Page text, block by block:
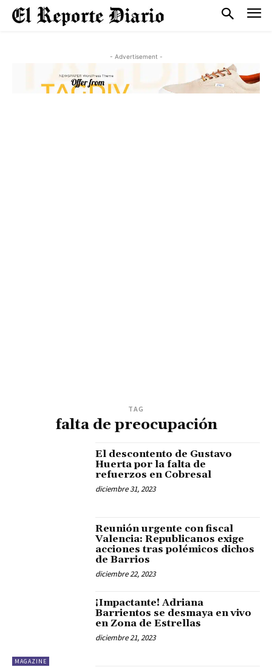
- Advertisement -
TAG
falta de preocupación
El descontento de Gustavo
Huerta por la falta de
refuerzos en Cobresal
diciembre 31, 2023
Reunión urgente con fiscal
Valencia: Republicanos exige
acciones tras polémicos dichos
de Barrios
diciembre 22, 2023
MAGAZINE
¡Impactante! Adriana
Barrientos se desmaya en vivo
en Zona de Estrellas
diciembre 21, 2023